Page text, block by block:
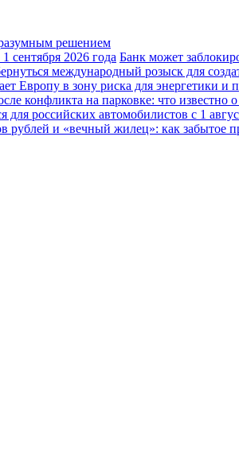
разумным решением
сентября 2026 года Банк может
международный розыск для
Европу в зону риска для энергетики и
конфликта на парковке: что известно
российских автомобилистов с 1
рублей и «вечный жилец»: как забытое